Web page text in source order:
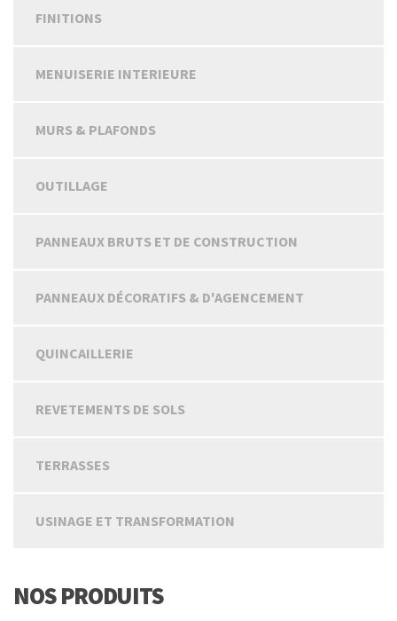
FINITIONS
MENUISERIE INTERIEURE
MURS & PLAFONDS
OUTILLAGE
PANNEAUX BRUTS ET DE CONSTRUCTION
PANNEAUX DÉCORATIFS & D'AGENCEMENT
QUINCAILLERIE
REVETEMENTS DE SOLS
TERRASSES
USINAGE ET TRANSFORMATION
NOS PRODUITS